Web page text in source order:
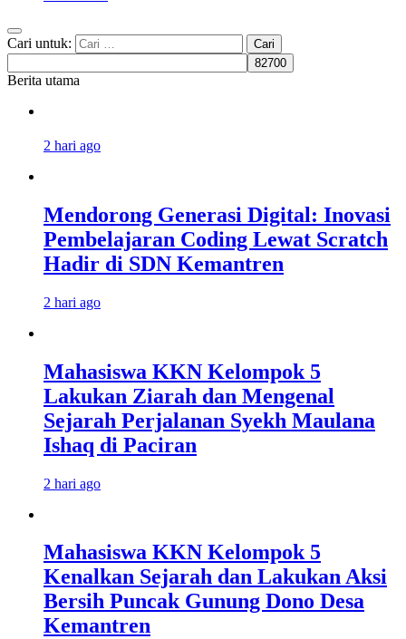
Cari untuk:
Berita utama
2 hari ago
Mendorong Generasi Digital: Inovasi
Pembelajaran Coding Lewat Scratch
Hadir di SDN Kemantren
2 hari ago
Mahasiswa KKN Kelompok 5
Lakukan Ziarah dan Mengenal
Sejarah Perjalanan Syekh Maulana
Ishaq di Paciran
2 hari ago
Mahasiswa KKN Kelompok 5
Kenalkan Sejarah dan Lakukan Aksi
Bersih Puncak Gunung Dono Desa
Kemantren